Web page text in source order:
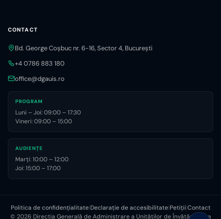
CONTACT
Bd. George Coșbuc nr. 6-16, Sector 4, București
+4 0786 883 180
office@dgauis.ro
PROGRAM
Luni – Joi: 09:00 – 17:30
Vineri: 09:00 – 15:00
AUDIENȚE
Marți: 10:00 – 12:00
Joi: 15:00 – 17:00
Politica de confidențialitate|Declarație de accesibilitate|Petiții|Contact
© 2026 Direcția Generală de Administrare a Unităților de Învățământ, a